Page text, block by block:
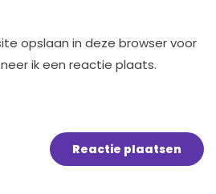
opslaan in deze browser voor
ik een reactie plaats.